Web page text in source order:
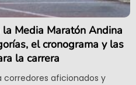
Media Maratón Andina
el cronograma y las
la carrera
corredores aficionados y